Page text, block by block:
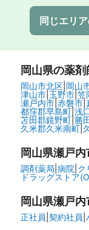
岡山県の薬剤
岡山市北区| 岡山
津山市| 玉野市| 笠
瀬戸内市| 赤磐市|
都窪郡早島町| 浅
苫田郡鏡野町|勝
久米郡久米南町|
岡山県瀬戸内
調剤薬局 病院 ク
ドラッグストア
岡山県瀬戸内
正社員 契約社員